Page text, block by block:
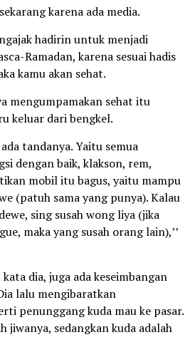
karena ada media.
hadirin untuk menjadi
Ramadan, karena sesuai hadis
kamu akan sehat.
mengumpamakan sehat itu
keluar dari bengkel.
tandanya. Yaitu semua
dengan baik, klakson, rem,
mobil itu bagus, yaitu mampu
(patuh sama yang punya). Kalau
sing susah wong liya (jika
maka yang susah orang lain),’’
dia, juga ada keseimbangan
lalu mengibaratkan
penunggang kuda mau ke pasar.
jiwanya, sedangkan kuda adalah